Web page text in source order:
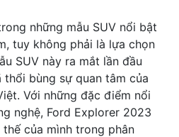
những mẫu SUV nổi bật
tuy không phải là lựa chọn
SUV này ra mắt lần đầu
thổi bùng sự quan tâm của
Với những đặc điểm nổi
nghệ, Ford Explorer 2023
của mình trong phân